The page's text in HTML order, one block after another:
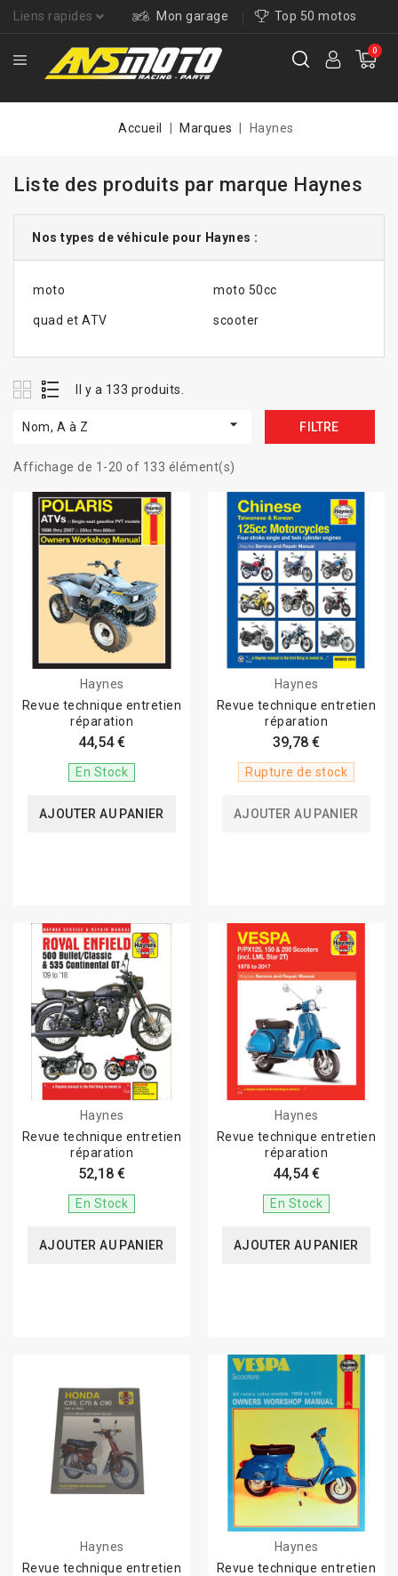
Liens rapides Mon garage Top 50 motos
0
Accueil Marques Haynes
Liste des produits par marque Haynes
Nos types de véhicule pour Haynes :
moto moto 50cc
quad et ATV scooter
Il y a 133 produits.
Nom, A à Z  FILTRE
Affichage de 1-20 of 133 élément(s)
Haynes
Revue technique entretien
réparation
44,54 €
En Stock
AJOUTER AU PANIER
Haynes
Revue technique entretien
réparation
39,78 €
Rupture de stock
AJOUTER AU PANIER
Haynes
Revue technique entretien
réparation
52,18 €
En Stock
AJOUTER AU PANIER
Haynes
Revue technique entretien
réparation
44,54 €
En Stock
AJOUTER AU PANIER
Haynes
Revue technique entretien
Haynes
Revue technique entretien